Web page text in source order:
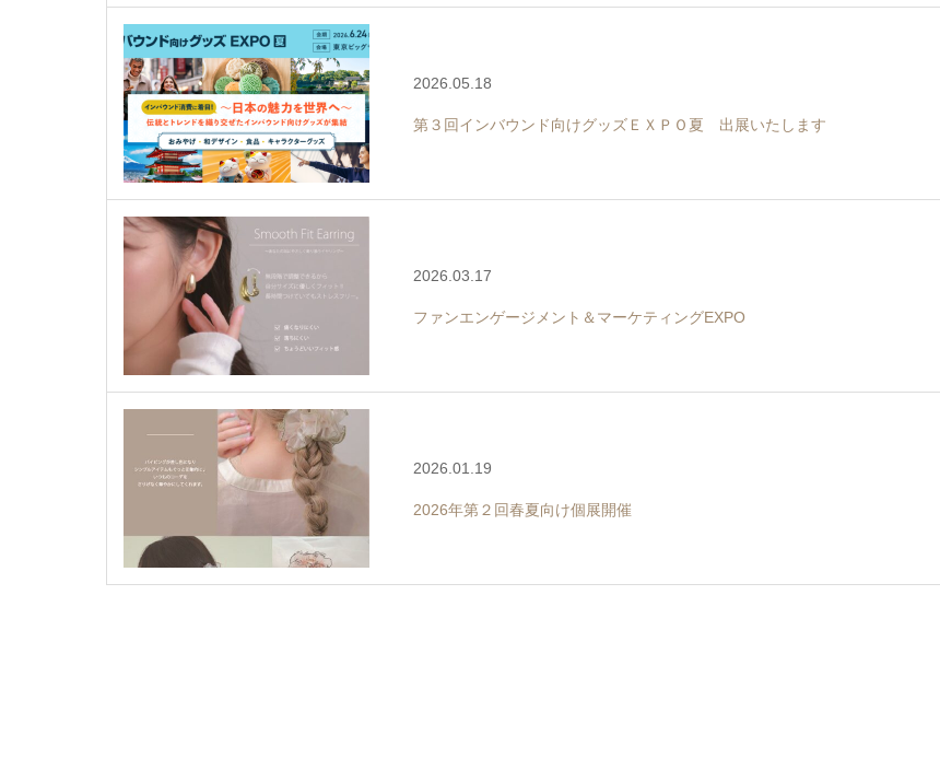
2026.05.18
第３回インバウンド向けグッズＥＸＰＯ夏 出展いたします
2026.03.17
ファンエンゲージメント＆マーケティングEXPO
2026.01.19
2026年第２回春夏向け個展開催